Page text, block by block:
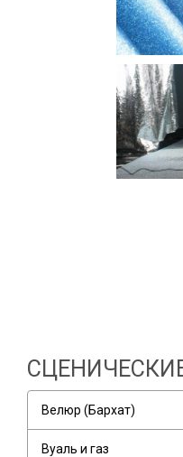
Велюр (Бархат)
Вуаль и газ